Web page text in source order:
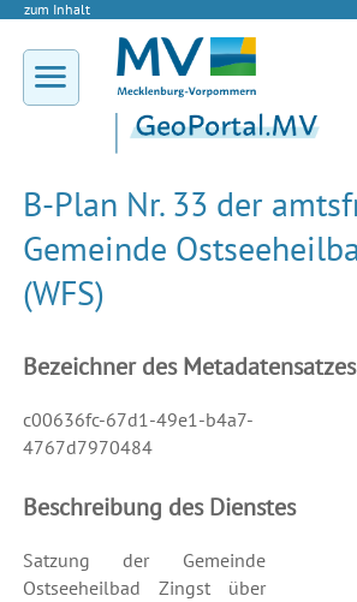
zum Inhalt
B-Plan Nr. 33 der
Gemeinde
(WFS)
Bezeichner des Metadatensatzes
c00636fc-67d1-49e1-b4a7-
4767d7970484
Beschreibung des Dienstes
Satzung der Gemeinde
Ostseeheilbad Zingst über